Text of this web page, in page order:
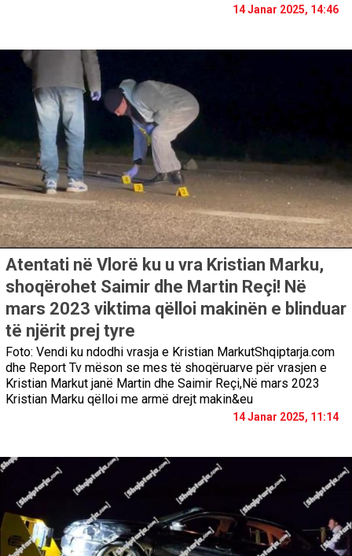
14 Janar 2025, 14:46
Atentati në Vlorë ku u vra Kristian Marku,
shoqërohet Saimir dhe Martin Reçi! Në
mars 2023 viktima qëlloi makinën e blinduar
të njërit prej tyre
Foto: Vendi ku ndodhi vrasja e Kristian MarkutShqiptarja.com
dhe Report Tv mëson se mes të shoqëruarve për vrasjen e
Kristian Markut janë Martin dhe Saimir Reçi,Në mars 2023
Kristian Marku qëlloi me armë drejt makin&eu
14 Janar 2025, 11:14